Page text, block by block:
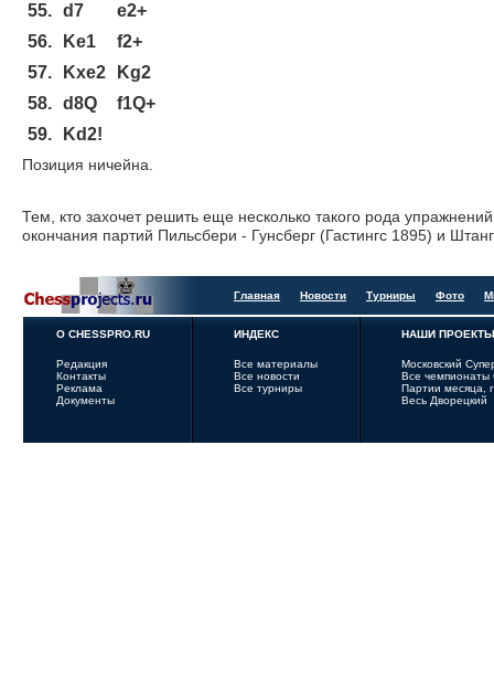
55. d7
e2+
56.
Ke1
f2+
57.
Kxe2
Kg2
58. d8Q
f1Q+
59.
Kd2!
Позиция ничейна.
Тем, кто захочет решить еще несколько такого рода
окончания партий Пильсбери - Гунсберг (Гастингс 1895) и
Главная Новости Турниры Фото
О CHESSPRO.RU
Редакция
Контакты
Реклама
Документы
ИНДЕКС
Все материалы
Все новости
Все турниры
НАШИ ПРОЕКТЫ
Московский
Все
Партии месяца,
Весь Дворецкий